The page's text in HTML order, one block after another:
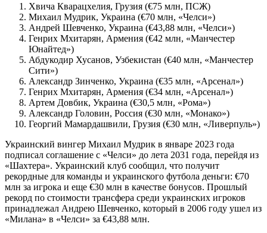
Хвича Кварацхелия, Грузия (€75 млн, ПСЖ)
Михаил Мудрик, Украина (€70 млн, «Челси»)
Андрей Шевченко, Украина (€43,88 млн, «Челси»)
Генрих Мхитарян, Армения (€42 млн, «Манчестер
Юнайтед»)
Абдукодир Хусанов, Узбекистан (€40 млн, «Манчестер
Сити»)
Александр Зинченко, Украина (€35 млн, «Арсенал»)
Генрих Мхитарян, Армения (€34 млн, «Арсенал»)
Артем Довбик, Украина (€30,5 млн, «Рома»)
Александр Головин, Россия (€30 млн, «Монако»)
Георгий Мамардашвили, Грузия (€30 млн, «Ливерпуль»)
Украинский вингер Михаил Мудрик в январе 2023 года
подписал соглашение с «Челси» до лета 2031 года, перейдя из
«Шахтера». Украинский клуб сообщил, что получит
рекордные для команды и украинского футбола деньги: €70
млн за игрока и еще €30 млн в качестве бонусов. Прошлый
рекорд по стоимости трансфера среди украинских игроков
принадлежал Андрею Шевченко, который в 2006 году ушел из
«Милана» в «Челси» за €43,88 млн.